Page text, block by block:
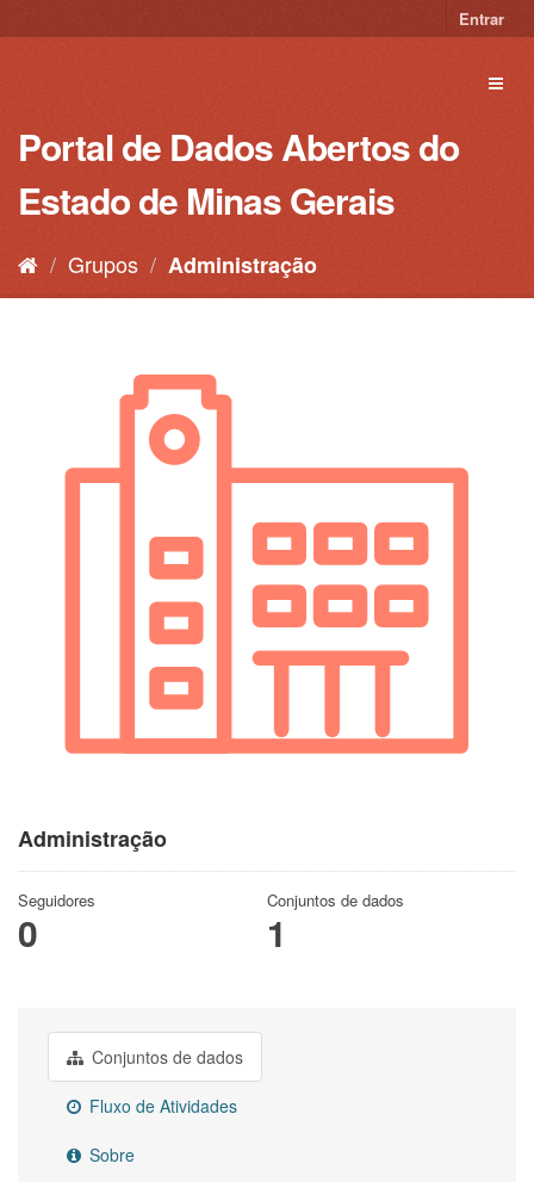
para
Entrar
Portal de Dados Abertos do
Estado de Minas Gerais
Grupos Administração
Administração
Seguidores
0
Conjuntos de dados
1
Conjuntos de dados
Fluxo de Atividades
Sobre